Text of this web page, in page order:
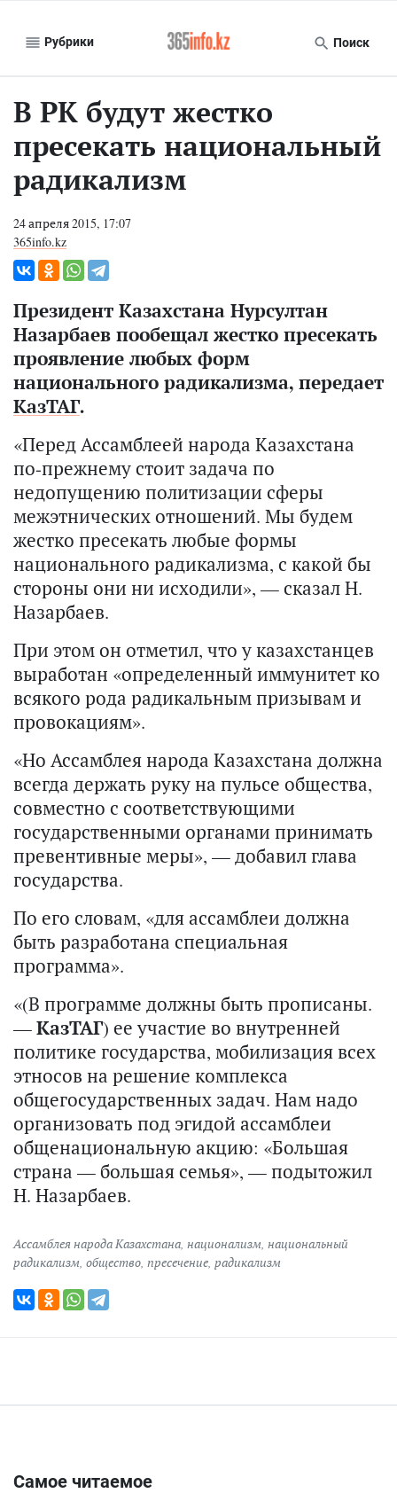
Рубрики Поиск
В РК будут жестко
пресекать национальный
радикализм
24 апреля 2015, 17:07
365info.kz
Президент Казахстана Нурсултан
Назарбаев пообещал жестко пресекать
проявление любых форм
национального радикализма, передает
КазТАГ.
«Перед Ассамблеей народа Казахстана
по-прежнему стоит задача по
недопущению политизации сферы
межэтнических отношений. Мы будем
жестко пресекать любые формы
национального радикализма, с какой бы
стороны они ни исходили», — сказал Н.
Назарбаев.
При этом он отметил, что у казахстанцев
выработан «определенный иммунитет ко
всякого рода радикальным призывам и
провокациям».
«Но Ассамблея народа Казахстана должна
всегда держать руку на пульсе общества,
совместно с соответствующими
государственными органами принимать
превентивные меры», — добавил глава
государства.
По его словам, «для ассамблеи должна
быть разработана специальная
программа».
«(В программе должны быть прописаны.
—КазТАГ) ее участие во внутренней
политике государства, мобилизация всех
этносов на решение комплекса
общегосударственных задач. Нам надо
организовать под эгидой ассамблеи
общенациональную акцию: «Большая
страна — большая семья», — подытожил
Н. Назарбаев.
Ассамблея народа Казахстана, национализм, национальный
радикализм, общество, пресечение, радикализм
Самое читаемое